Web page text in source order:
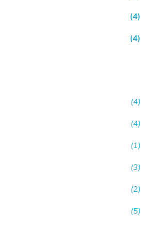
(4)
(4)
(4)
(4)
(1)
(3)
(2)
(5)